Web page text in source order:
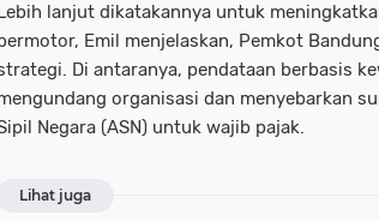
lanjut dikatakannya untuk
Emil menjelaskan, Pemkot
Di antaranya, pendataan berbasis
organisasi dan menyebarkan
Negara (ASN) untuk wajib pajak.
Lihat juga